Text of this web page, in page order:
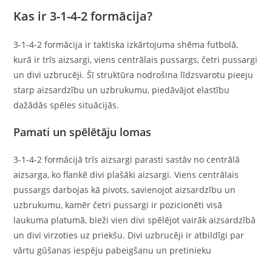
Kas ir 3-1-4-2 formācija?
3-1-4-2 formācija ir taktiska izkārtojuma shēma futbolā,
kurā ir trīs aizsargi, viens centrālais pussargs, četri pussargi
un divi uzbrucēji. Šī struktūra nodrošina līdzsvarotu pieeju
starp aizsardzību un uzbrukumu, piedāvājot elastību
dažādās spēles situācijās.
Pamati un spēlētāju lomas
3-1-4-2 formācijā trīs aizsargi parasti sastāv no centrālā
aizsarga, ko flankē divi plašāki aizsargi. Viens centrālais
pussargs darbojas kā pivots, savienojot aizsardzību un
uzbrukumu, kamēr četri pussargi ir pozicionēti visā
laukuma platumā, bieži vien divi spēlējot vairāk aizsardzībā
un divi virzoties uz priekšu. Divi uzbrucēji ir atbildīgi par
vārtu gūšanas iespēju pabeigšanu un pretinieku